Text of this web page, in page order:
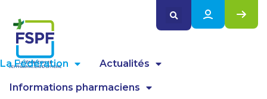
La Fédération Actualités
Informations pharmaciens